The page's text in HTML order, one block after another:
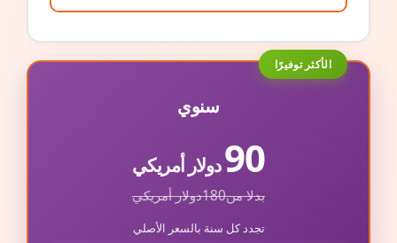
الأكثر توفيرًا
سنوي
90دولار أمريكي
بدلا من180دولار أمريكي
تجدد كل سنة بالسعر الأصلي